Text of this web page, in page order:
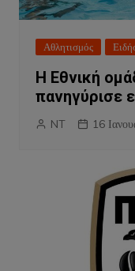
Αθλητισμός
Η Εθνική
πανηγύρισε
NT 16